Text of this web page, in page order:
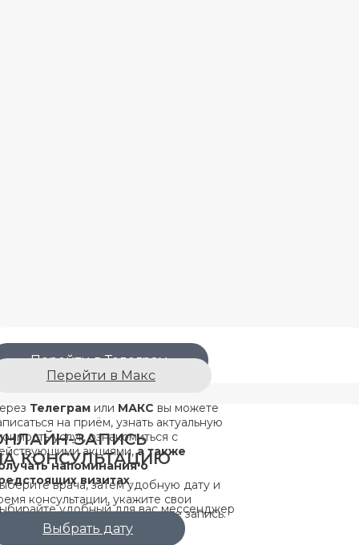
К ВРАЧУ
ЧАТ-БОТ
Телеграм или МАКС вы можете
на приём, узнать актуальную
услуг, ознакомиться с
акциями,а также
напоминания о
визитах.
удобный для вас мессенджер
сCIFRA CLINIC
Перейти в Телеграм
Перейти в Макс
ЗАПИСЬ
КОНСУЛЬТАЦИЮ
врача, затем удобную дату и
консультации, укажите свои
данные и завершите запись.
Выбрать дату